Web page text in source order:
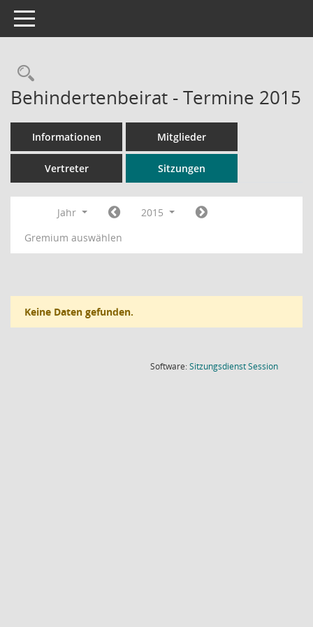
Toggle navigation
Rechercheauswahl
Behindertenbeirat - Termine 2015
Informationen Mitglieder
Vertreter Sitzungen
Jahr
2015
Gremium auswählen
Keine Daten gefunden.
Software:SitzungsdienstSession(Wird in